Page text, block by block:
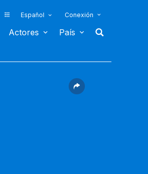
Español Conexión
Actores País